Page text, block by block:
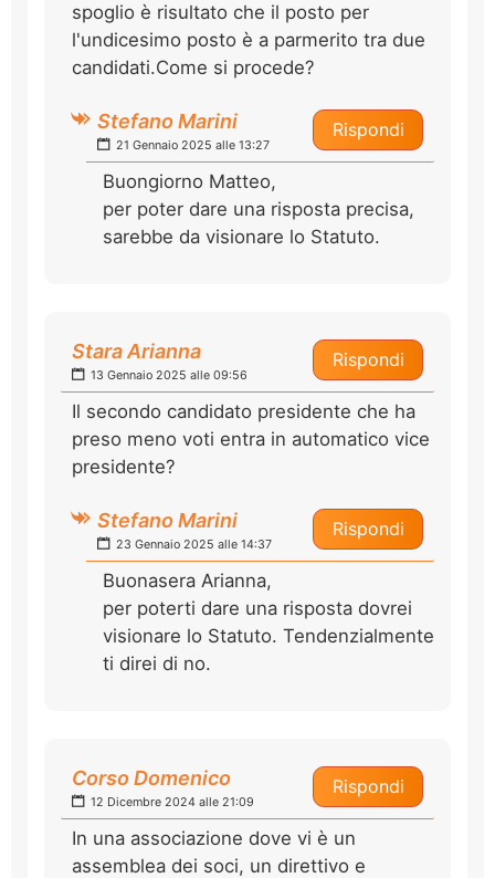
spoglio è risultato che il posto per
l'undicesimo posto è a parmerito tra due
candidati.Come si procede?
Rispondi
Stefano Marini
21 Gennaio 2025 alle 13:27
Buongiorno Matteo,
per poter dare una risposta precisa,
sarebbe da visionare lo Statuto.
Rispondi
Stara Arianna
13 Gennaio 2025 alle 09:56
Il secondo candidato presidente che ha
preso meno voti entra in automatico vice
presidente?
Rispondi
Stefano Marini
23 Gennaio 2025 alle 14:37
Buonasera Arianna,
per poterti dare una risposta dovrei
visionare lo Statuto. Tendenzialmente
ti direi di no.
Rispondi
Corso Domenico
12 Dicembre 2024 alle 21:09
In una associazione dove vi è un
assemblea dei soci, un direttivo e